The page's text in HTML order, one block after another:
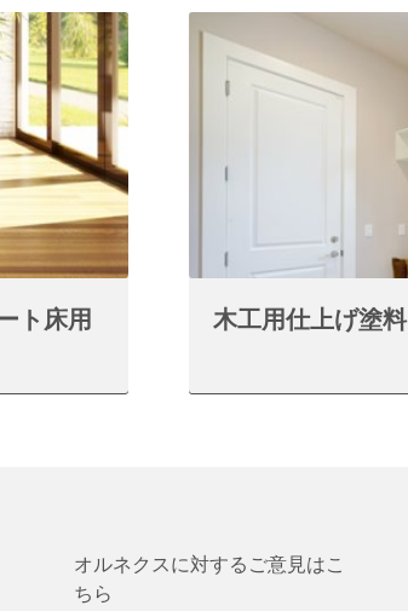
ト床用 木工用仕上げ塗料
オルネクスに対するご意見はこ
ちら